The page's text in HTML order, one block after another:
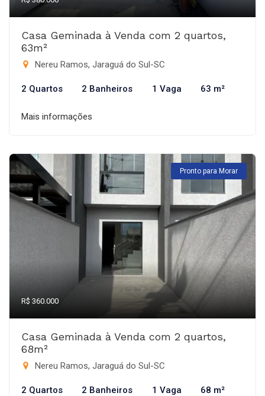
Casa Geminada à Venda com 2 quartos,
63m²
Nereu Ramos, Jaraguá do Sul-SC
2 Quartos 2 Banheiros 1 Vaga 63 m²
Mais informações
Pronto para Morar
R$ 360.000
Casa Geminada à Venda com 2 quartos,
68m²
Nereu Ramos, Jaraguá do Sul-SC
2 Quartos 2 Banheiros 1 Vaga 68 m²